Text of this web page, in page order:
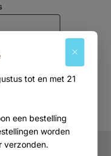
tot en met 21
een bestelling
worden
verzonden.